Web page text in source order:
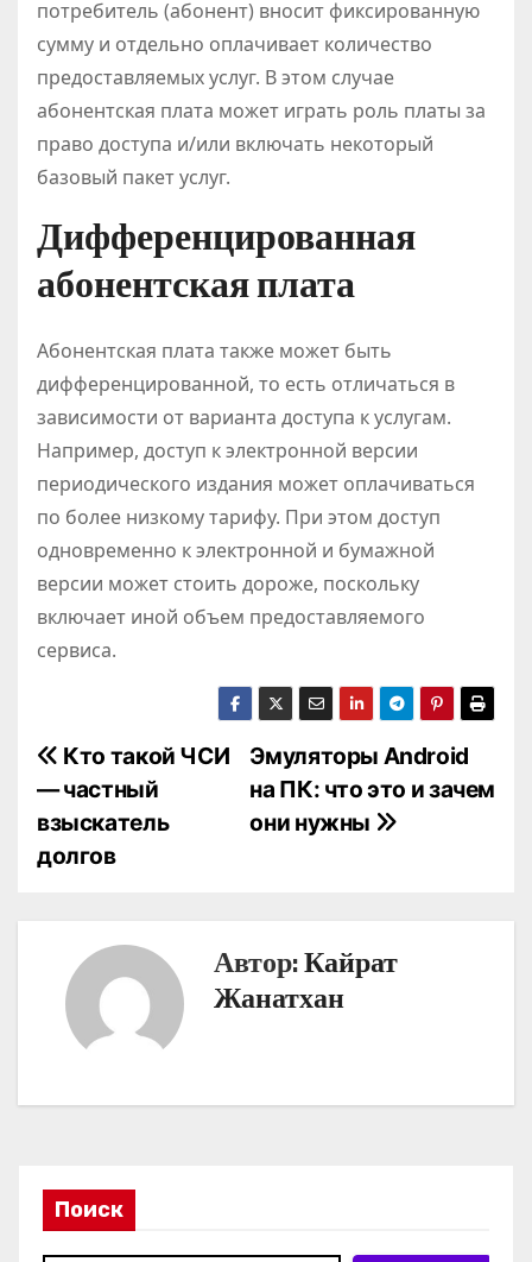
потребитель (абонент) вносит фиксированную
сумму и отдельно оплачивает количество
предоставляемых услуг. В этом случае
абонентская плата может играть роль платы за
право доступа и/или включать некоторый
базовый пакет услуг.
Дифференцированная
абонентская плата
Абонентская плата также может быть
дифференцированной, то есть отличаться в
зависимости от варианта доступа к услугам.
Например, доступ к электронной версии
периодического издания может оплачиваться
по более низкому тарифу. При этом доступ
одновременно к электронной и бумажной
версии может стоить дороже, поскольку
включает иной объем предоставляемого
сервиса.
Н
а
в
и
п
о
Эмуляторы Android
на ПК: что это и зачем
они нужны
Кто такой ЧСИ
— частный
взыскатель
долгов
Автор:Кайрат
Жанатхан
Поиск